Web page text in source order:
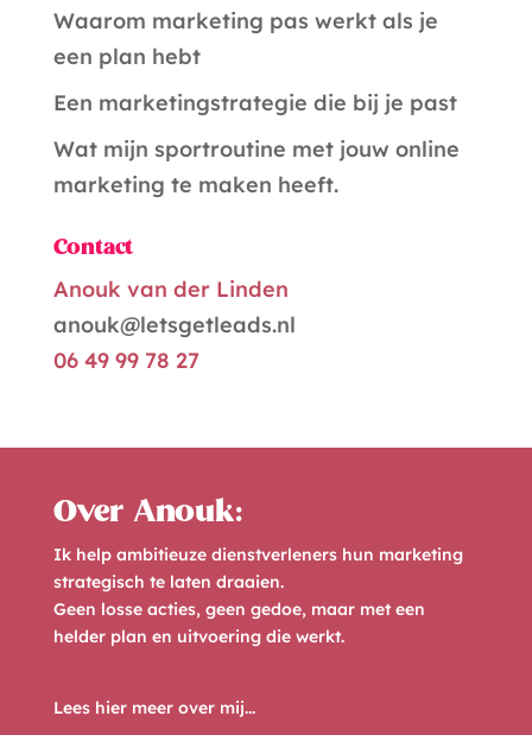
v
e
:
Waarom marketing pas werkt als je
een plan hebt
Een marketingstrategie die bij je past
Wat mijn sportroutine met jouw online
marketing te maken heeft.
Contact
Anouk van der Linden
anouk@letsgetleads.nl
06 49 99 78 27
Over Anouk:
Ik help ambitieuze dienstverleners hun marketing
strategisch te laten draaien.
Geen losse acties, geen gedoe, maar met een
helder plan en uitvoering die werkt.
Lees hier meer over mij...